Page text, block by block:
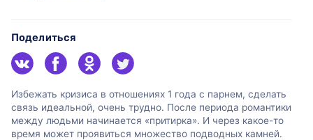
Поделиться
Избежать кризиса в отношениях 1 года с парнем, сделать
связь идеальной, очень трудно. После периода романтики
между людьми начинается «притирка». И через какое-то
время может проявиться множество подводных камней.